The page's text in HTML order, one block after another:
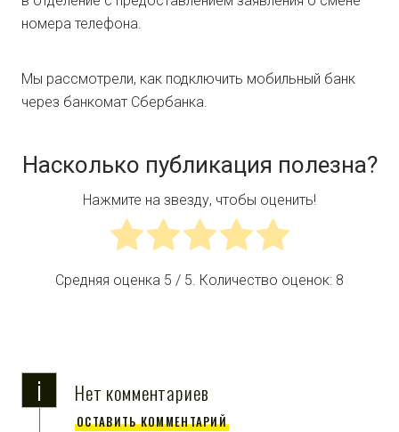
номера телефона.
Мы рассмотрели, как подключить мобильный банк
через банкомат Сбербанка.
Насколько публикация полезна?
Нажмите на звезду, чтобы оценить!
Средняя оценка 5 / 5. Количество оценок: 8
i Нет комментариев
ОСТАВИТЬ КОММЕНТАРИЙ